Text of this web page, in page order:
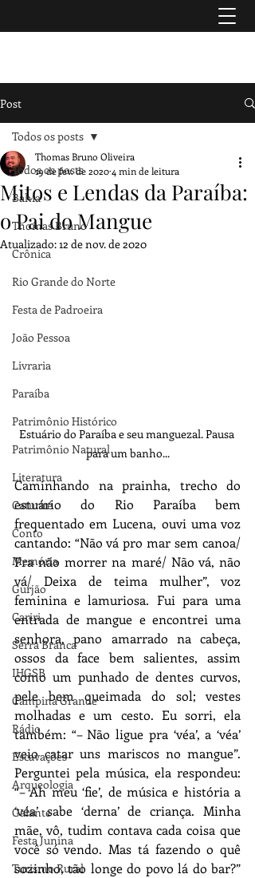
Post
Todos os posts
Bahia
Thomas Bruno
Crônica
Rio Grande do Norte
Festa de Padroeira
João Pessoa
Livraria
Paraíba
Patrimônio Histórico
Patrimônio Natural
Literatura
Caturité
Conto
Memória
Gurjão
Cariri
Serra Branca
IHGSB
Campina Grande
Rádio
Escavações
Arqueologia
Galante
Festa Junina
Turismo Rural
Todos os posts
Mitos e Lendas da Paraíba:
o Pai do Mangue
Thomas Bruno Oliveira
19 de fev. de 20204 min de leitura
Atualizado:12 de nov. de 2020
Estuário do Paraíba e seu manguezal. Pausa
para um banho...
Caminhando na prainha, trecho do
estuário do Rio Paraíba bem
frequentado em Lucena, ouvi uma voz
cantando: “Não vá pro mar sem canoa/
Pra não morrer na maré/ Não vá, não
vá/ Deixa de teima mulher”, voz
feminina e lamuriosa. Fui para uma
entrada de mangue e encontrei uma
senhora, pano amarrado na cabeça,
ossos da face bem salientes, assim
como um punhado de dentes curvos,
pele bem queimada do sol; vestes
molhadas e um cesto. Eu sorri, ela
também: “– Não ligue pra ‘véa’, a ‘véa’
veio catar uns mariscos no mangue”.
Perguntei pela música, ela respondeu:
“– Ah meu ‘fie’, de música e história a
‘véa’ sabe ‘derna’ de criança. Minha
mãe, vô, tudim contava cada coisa que
você só vendo. Mas tá fazendo o quê
sozinho, tão longe do povo lá do bar?”